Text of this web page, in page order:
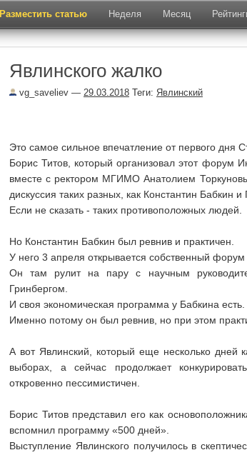
Разместить статью Неделя Месяц
Явлинского жалко
vg_saveliev — 29.03.2018 Теги: Явлинский
Это самое сильное впечатление от первого дня
Борис Титов, который организовал этот форум
вместе с ректором МГИМО Анатолием
дискуссия таких разных, как Константин Бабкин и
Если не сказать - таких противоположных людей.
Но Константин Бабкин был ревнив и практичен.
У него 3 апреля открывается собственный
Он там рулит на пару с научным
Гринбергом.
И своя экономическая программа у Бабкина есть.
Именно потому он был ревнив, но при этом
А вот Явлинский, который еще несколько дней
выборах, а сейчас продолжает
откровенно пессимистичен.
Борис Титов представил его как
вспомнил программу «500 дней».
Выступление Явлинского получилось в